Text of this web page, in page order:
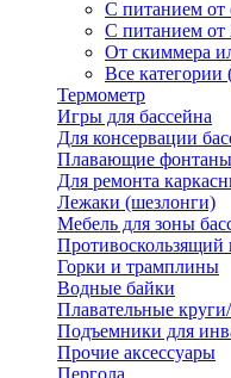
С питанием от
С питанием
От скиммера
Все категории
Термометр
Игры для бассейна
Для консервации
Плавающие фонтаны
Для ремонта
Лежаки (шезлонги)
Мебель для зоны
Противоскользящий
Горки и трамплины
Водные байки
Плавательные
Подъемники для
Прочие аксессуары
Пергола